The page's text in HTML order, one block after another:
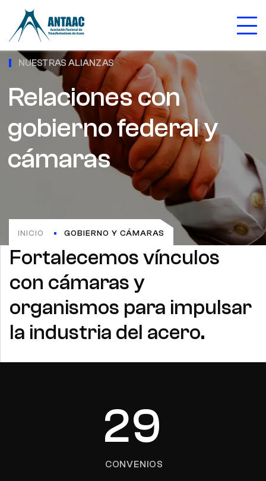
NUESTRAS ALIANZAS
Relaciones con
gobierno federal y
cámaras
INICIO GOBIERNO Y CÁMARAS
Fortalecemos vínculos
con cámaras y
organismos para impulsar
la industria del acero.
29
CONVENIOS